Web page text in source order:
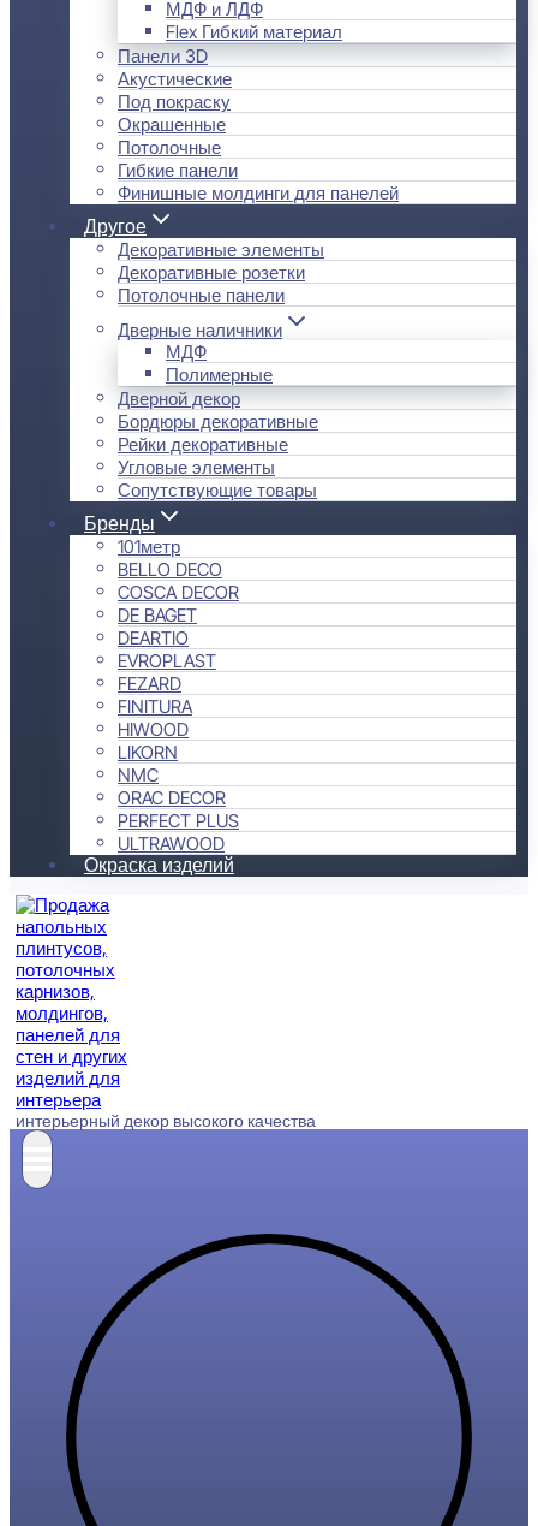
МДФ и ЛДФ
Flex Гибкий материал
Панели 3D
Акустические
Под покраску
Окрашенные
Потолочные
Гибкие панели
Финишные молдинги для панелей
Другое
Декоративные элементы
Декоративные розетки
Потолочные панели
Дверные наличники
МДФ
Полимерные
Дверной декор
Бордюры декоративные
Рейки декоративные
Угловые элементы
Сопутствующие товары
Бренды
101метр
BELLO DECO
COSCA DECOR
DE BAGET
DEARTIO
EVROPLAST
FEZARD
FINITURA
HIWOOD
LIKORN
NMC
ORAC DECOR
PERFECT PLUS
ULTRAWOOD
Окраска изделий
интерьерный декор высокого качества